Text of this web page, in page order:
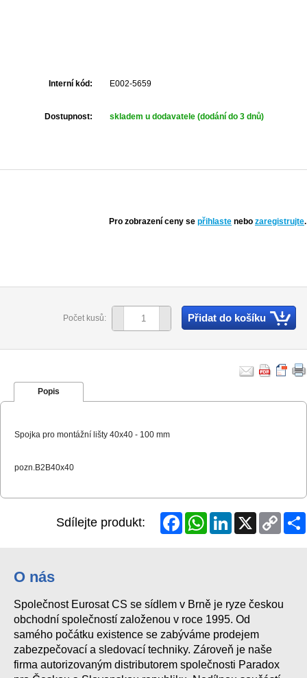
Interní kód: E002-5659
Dostupnost: skladem u dodavatele (dodání do 3 dnů)
Pro zobrazení ceny se přihlaste nebo zaregistrujte.
Počet kusů: Přidat do košíku
Popis
Spojka pro montážní lišty 40x40 - 100 mm
pozn.B2B40x40
Sdílejte produkt: FacebookWhatsAppLinkedInX
Copy
Link
O nás
Společnost Eurosat CS se sídlem v Brně je ryze českou
obchodní společností založenou v roce 1995. Od
samého počátku existence se zabýváme prodejem
zabezpečovací a sledovací techniky. Zároveň je naše
firma autorizovaným distributorem společnosti Paradox